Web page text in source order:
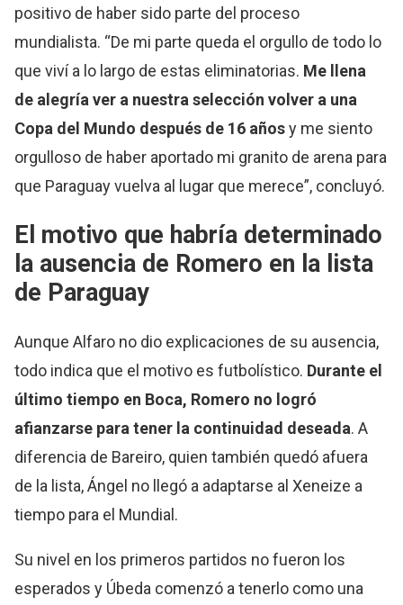
positivo de haber sido parte del proceso
mundialista. “De mi parte queda el orgullo de todo lo
que viví a lo largo de estas eliminatorias. Me llena
de alegría ver a nuestra selección volver a una
Copa del Mundo después de 16 añosy me siento
orgulloso de haber aportado mi granito de arena para
que Paraguay vuelva al lugar que merece”, concluyó.
El motivo que habría determinado
la ausencia de Romero en la lista
de Paraguay
Aunque Alfaro no dio explicaciones de su ausencia,
todo indica que el motivo es futbolístico. Durante el
último tiempo en Boca, Romero no logró
afianzarse para tener la continuidad deseada. A
diferencia de Bareiro, quien también quedó afuera
de la lista, Ángel no llegó a adaptarse al Xeneize a
tiempo para el Mundial.
Su nivel en los primeros partidos no fueron los
esperados y Úbeda comenzó a tenerlo como una